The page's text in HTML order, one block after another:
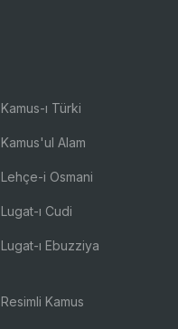
Kamus-ı Türki
Kamus'ul Alam
Lehçe-i Osmani
Lugat-ı Cudi
Lugat-ı Ebuzziya
Resimli Kamus